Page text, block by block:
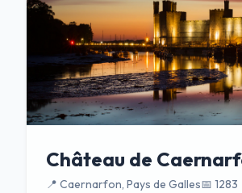
Château de
📍 Caernarfon, Pays de Galles📅 1283